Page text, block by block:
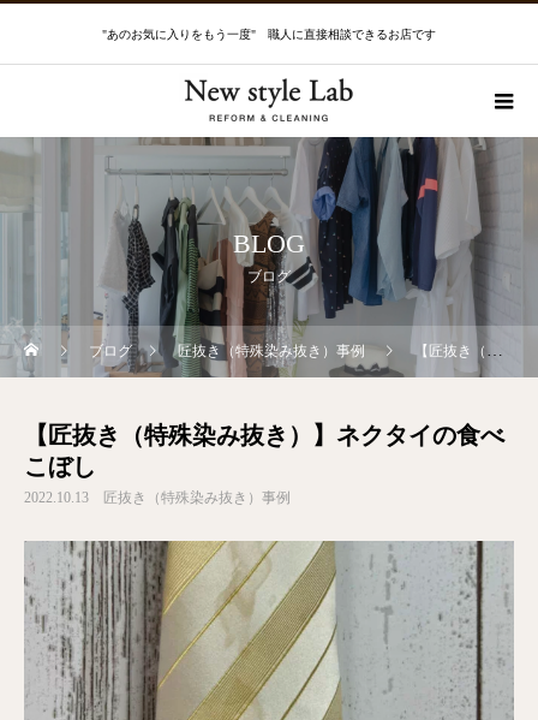
"あのお気に入りをもう一度" 職人に直接相談できるお店です
BLOG
ブログ
ブログ 匠抜き（特殊染み抜き）事例 【匠抜き（特殊染み抜き）】ネクタイの食べこぼし
【匠抜き（特殊染み抜き）】ネクタイの食べ
こぼし
2022.10.13 匠抜き（特殊染み抜き）事例